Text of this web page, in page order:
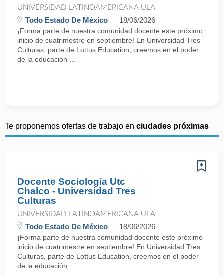
UNIVERSIDAD LATINOAMERICANA ULA
Todo Estado De México 18/06/2026
¡Forma parte de nuestra comunidad docente este próximo
inicio de cuatrimestre en septiembre! En Universidad Tres
Culturas, parte de Lottus Education, creemos en el poder
de la educación ...
Te proponemos ofertas de trabajo en ciudades próximas
Docente Sociología Utc
Chalco - Universidad Tres
Culturas
UNIVERSIDAD LATINOAMERICANA ULA
Todo Estado De México 18/06/2026
¡Forma parte de nuestra comunidad docente este próximo
inicio de cuatrimestre en septiembre! En Universidad Tres
Culturas, parte de Lottus Education, creemos en el poder
de la educación ...